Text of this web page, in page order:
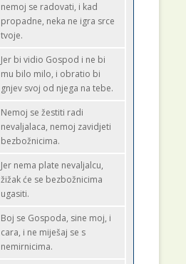
nemoj se radovati, i kad
propadne, neka ne igra srce
tvoje.
Jer bi vidio Gospod i ne bi
mu bilo milo, i obratio bi
gnjev svoj od njega na tebe.
Nemoj se žestiti radi
nevaljalaca, nemoj zavidjeti
bezbožnicima.
Jer nema plate nevaljalcu,
žižak će se bezbožnicima
ugasiti.
Boj se Gospoda, sine moj, i
cara, i ne miješaj se s
nemirnicima.